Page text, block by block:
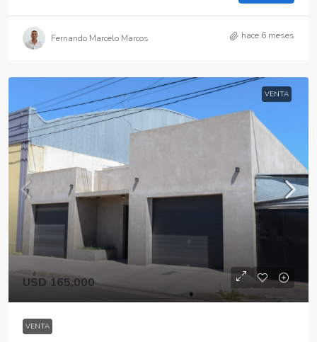
Fernando Marcelo Marcos hace 6 meses
VENTA
USD 165,000
VENTA